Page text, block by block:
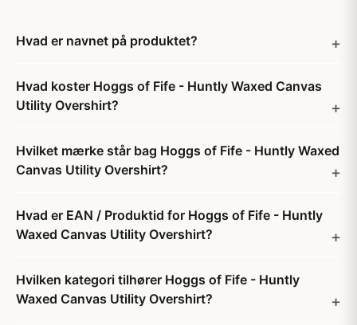
Hvad er navnet på produktet?
Hvad koster Hoggs of Fife - Huntly Waxed Canvas
Utility Overshirt?
Hvilket mærke står bag Hoggs of Fife - Huntly Waxed
Canvas Utility Overshirt?
Hvad er EAN / Produktid for Hoggs of Fife - Huntly
Waxed Canvas Utility Overshirt?
Hvilken kategori tilhører Hoggs of Fife - Huntly
Waxed Canvas Utility Overshirt?